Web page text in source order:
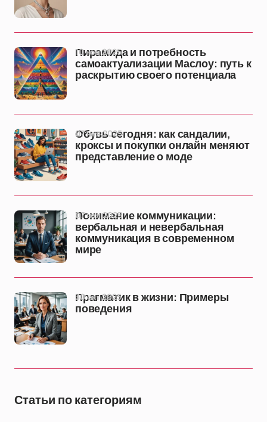
Пирамида и потребность
самоактуализации Маслоу: путь к
раскрытию своего потенциала
10 ноя 2025
Обувь сегодня: как сандалии,
кроксы и покупки онлайн меняют
представление о моде
07 ноя 2025
Понимание коммуникации:
вербальная и невербальная
коммуникация в современном
мире
07 ноя 2025
Прагматик в жизни: Примеры
поведения
30 окт 2025
Статьи по категориям